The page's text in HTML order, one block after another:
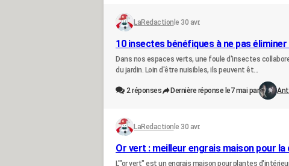
LaRedaction le 30 avr.
10 insectes bénéfiques à ne pas
Dans nos espaces verts, une foule d'insectes
du jardin. Loin d'être nuisibles, ils peuvent êt...
2réponses Dernière réponse le7 mai par
LaRedaction le 30 avr.
Or vert : meilleur engrais maison pour
L'"or vert" est un engrais maison pour plantes